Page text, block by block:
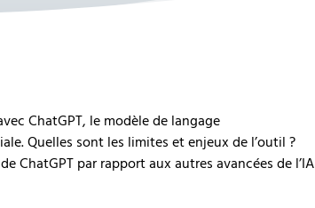
ChatGPT, le modèle de langage
Quelles sont les limites et enjeux de l’outil ?
ChatGPT par rapport aux autres avancées de l’IA